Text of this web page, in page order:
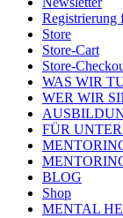
Registrierung
Store
Store-Cart
Store-
WAS WIR
WER WIR
FÜR
BLOG
Shop
MENTAL